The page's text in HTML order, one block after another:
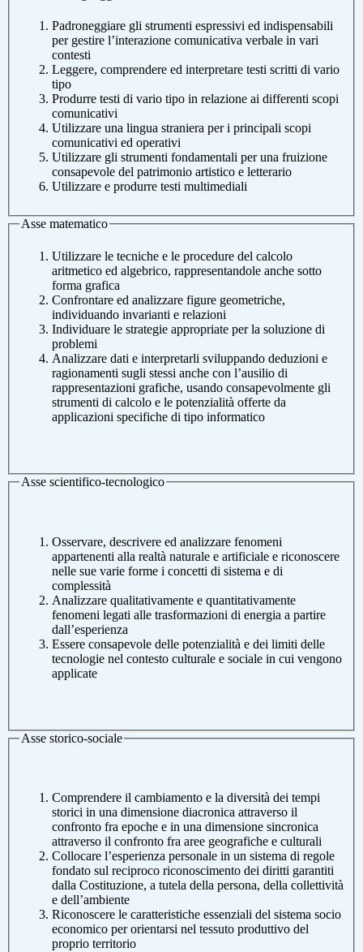
Padroneggiare gli strumenti espressivi ed indispensabili
per gestire l’interazione comunicativa verbale in vari
contesti
Leggere, comprendere ed interpretare testi scritti di vario
tipo
Produrre testi di vario tipo in relazione ai differenti scopi
comunicativi
Utilizzare una lingua straniera per i principali scopi
comunicativi ed operativi
Utilizzare gli strumenti fondamentali per una fruizione
consapevole del patrimonio artistico e letterario
Utilizzare e produrre testi multimediali
Asse matematico
Utilizzare le tecniche e le procedure del calcolo
aritmetico ed algebrico, rappresentandole anche sotto
forma grafica
Confrontare ed analizzare figure geometriche,
individuando invarianti e relazioni
Individuare le strategie appropriate per la soluzione di
problemi
Analizzare dati e interpretarli sviluppando deduzioni e
ragionamenti sugli stessi anche con l’ausilio di
rappresentazioni grafiche, usando consapevolmente gli
strumenti di calcolo e le potenzialità offerte da
applicazioni specifiche di tipo informatico
Asse scientifico-tecnologico
Osservare, descrivere ed analizzare fenomeni
appartenenti alla realtà naturale e artificiale e riconoscere
nelle sue varie forme i concetti di sistema e di
complessità
Analizzare qualitativamente e quantitativamente
fenomeni legati alle trasformazioni di energia a partire
dall’esperienza
Essere consapevole delle potenzialità e dei limiti delle
tecnologie nel contesto culturale e sociale in cui vengono
applicate
Asse storico-sociale
Comprendere il cambiamento e la diversità dei tempi
storici in una dimensione diacronica attraverso il
confronto fra epoche e in una dimensione sincronica
attraverso il confronto fra aree geografiche e culturali
Collocare l’esperienza personale in un sistema di regole
fondato sul reciproco riconoscimento dei diritti garantiti
dalla Costituzione, a tutela della persona, della collettività
e dell’ambiente
Riconoscere le caratteristiche essenziali del sistema socio
economico per orientarsi nel tessuto produttivo del
proprio territorio